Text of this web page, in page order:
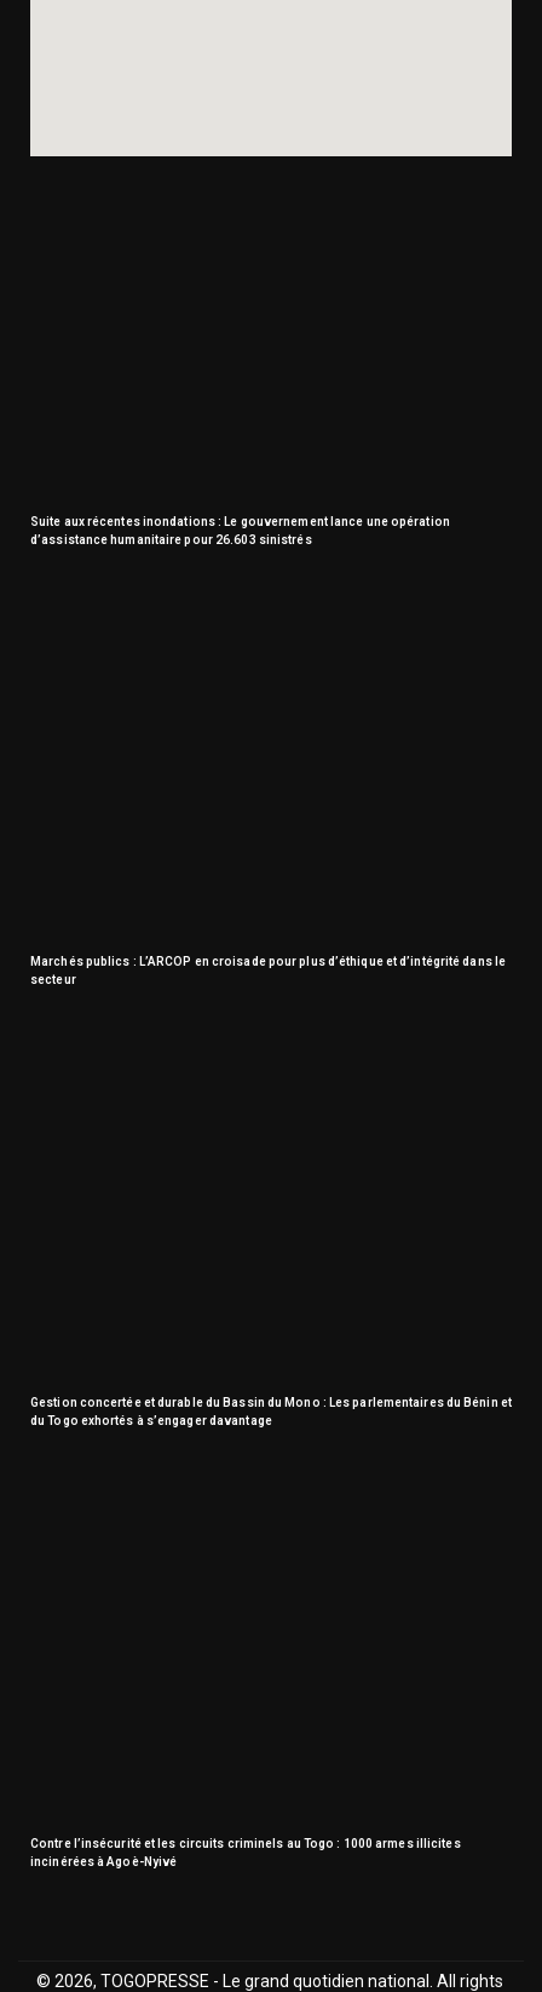
Suite aux récentes inondations : Le gouvernement lance une opération
d’assistance humanitaire pour 26.603 sinistrés
Marchés publics : L’ARCOP en croisade pour plus d’éthique et d’intégrité dans le
secteur
Gestion concertée et durable du Bassin du Mono : Les parlementaires du Bénin et
du Togo exhortés à s’engager davantage
Contre l’insécurité et les circuits criminels au Togo : 1000 armes illicites
incinérées à Agoè-Nyivé
© 2026, TOGOPRESSE - Le grand quotidien national. All rights